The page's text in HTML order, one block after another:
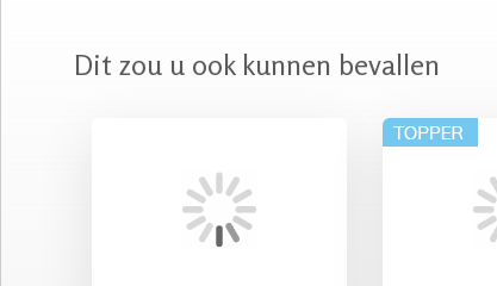
Dit zou u ook kunnen bevallen